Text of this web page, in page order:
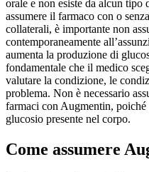
orale e non esiste da alcun
assumere il farmaco con o
collaterali, è importante non
contemporaneamente
aumenta la produzione di
fondamentale che il medico
valutare la condizione, le
problema. Non è necessario
farmaci con Augmentin,
glucosio presente nel corpo.
Come assumere